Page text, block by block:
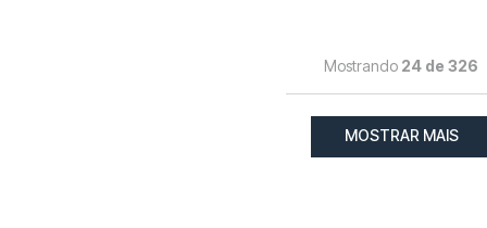
Mostrando 24 de 326
MOSTRAR MAIS